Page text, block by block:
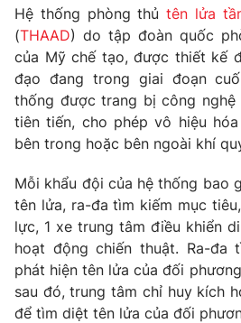
Nhân vật
Khán giả
Giải sao mai
Điện ảnh
Âm nhạc
Sao
Đời sống
Du lịch
Làm đẹp
Chất lượng cuộc sống
Giáo dục
Tuyển sinh
Học trực tuyến
Công nghệ
Sản phẩm
Thị trường
Tư vấn
Giao lưu trực tuyến
Lịch phát sóng
Chuyên mục khác
Hệ thống phòng thủtên lửa
(THAAD) do tập đoàn quốc
của Mỹ chế tạo, được thiết kế
đạo đang trong giai đoạn
thống được trang bị công
tiên tiến, cho phép vô hiệu
bên trong hoặc bên ngoài khí
Mỗi khẩu đội của hệ thống bao
tên lửa, ra-đa tìm kiếm mục
lực, 1 xe trung tâm điều khiển
hoạt động chiến thuật. Ra-đa
phát hiện tên lửa của đối
sau đó, trung tâm chỉ huy kích
để tìm diệt tên lửa của đối